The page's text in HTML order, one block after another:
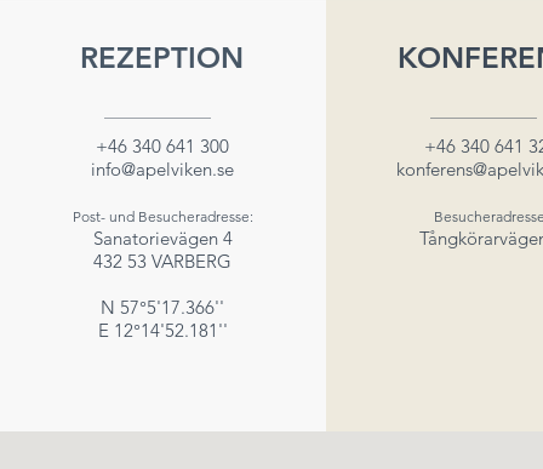
REZEPTION
+46 340 641 300
info@apelviken.se
Post- und Besucheradresse:
Sanatorievägen 4
432 53 VARBERG
N 57°5'17.366''
E 12°14'52.181''
+46 340 641